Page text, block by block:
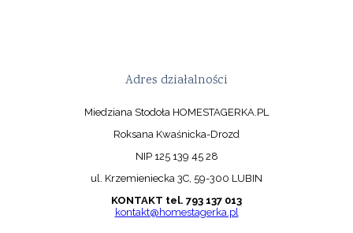
Adres działalności
Miedziana Stodoła HOMESTAGERKA.PL
Roksana Kwaśnicka-Drozd
NIP 125 139 45 28
ul. Krzemieniecka 3C, 59-300 LUBIN
KONTAKT tel. 793 137 013
kontakt@homestagerka.pl